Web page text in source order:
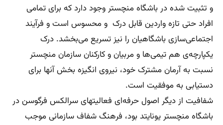
و تثبیت شده در باشگاه منچستر وجود دارد که برای تمامی
افراد حتی تازه واردین قابل درک و محسوس است و فرآیند
اجتماعی‌سازی باشگاهیان را نیز تسریع می‌بخشد. درک
یکپارچه‌ی هم تیمی‌ها و مربیان و کارکنان سازمان منچستر
نسبت به آرمان مشترک خود، نیروی انگیزه بخش آنها برای
دستیابی به موفقیت است.
شفافیت از دیگر اصول حرفه‌ای فعالیتهای سرالکس فرگوسن در
باشگاه منچستر یونایتد بود، فرهنگ شفاف سازمانی موجب